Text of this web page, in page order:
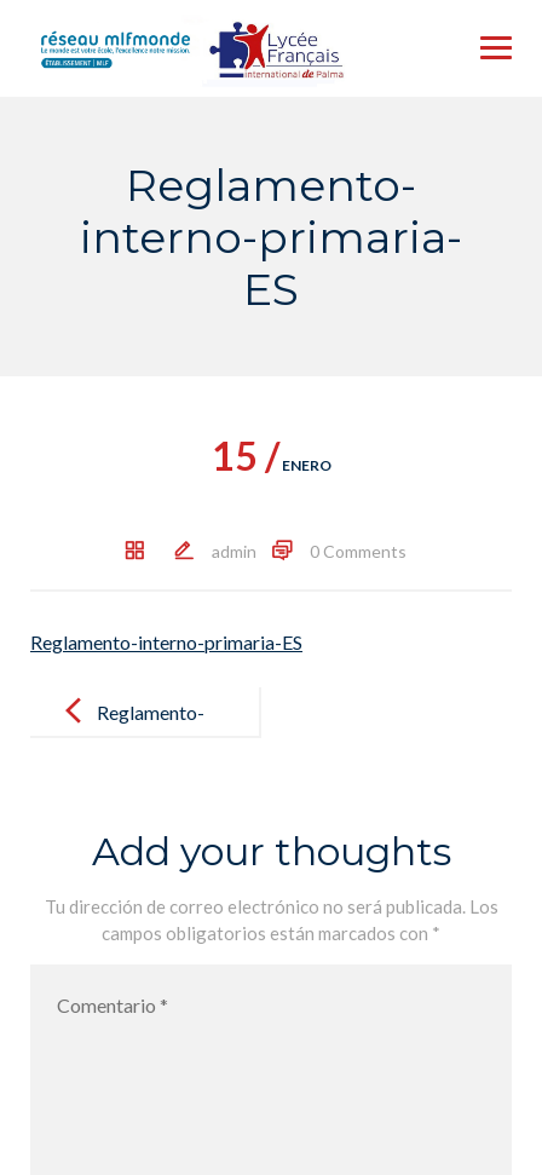
content
Reglamento-
interno-primaria-
ES
15 / ENERO
admin 0 Comments
Reglamento-interno-primaria-ES
navigationReglamento-
Add your thoughts
Tu dirección de correo electrónico no será publicada. Los
campos obligatorios están marcados con *